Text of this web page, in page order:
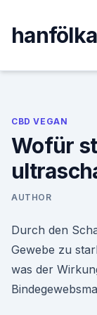
content
CBD VEGAN
Wofür
AUTHOR
Durch den
Gewebe zu
was der